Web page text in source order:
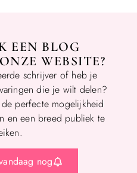
EEN BLOG
WEBSITE?
schrijver of heb je
die je wilt delen?
perfecte mogelijkheid
en een breed publiek te
nog